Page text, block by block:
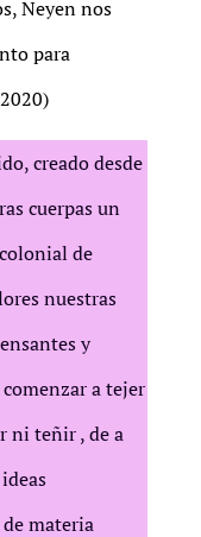
Neyen nos
para
creado desde
cuerpas un
de
nuestras
y
a tejer
ni teñir , de a
materia